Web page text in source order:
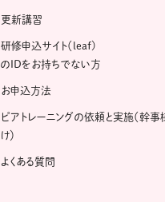
更新講習
研修申込サイト（leaf)
のIDをお持ちでない方
お申込方法
ピアトレーニングの依頼と実施（幹事
け）
よくある質問